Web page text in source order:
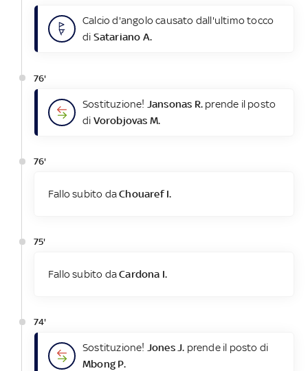
Calcio d'angolo causato dall'ultimo tocco
di Satariano A.
76'
Sostituzione! Jansonas R. prende il posto
di Vorobjovas M.
76'
Fallo subito daChouaref I.
75'
Fallo subito daCardona I.
74'
Sostituzione! Jones J. prende il posto di
Mbong P.